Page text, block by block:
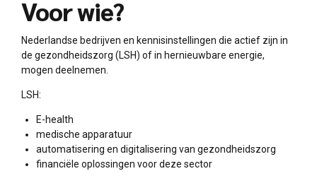
Voor wie?
Nederlandse bedrijven en kennisinstellingen die actief zijn in
de gezondheidszorg (LSH) of in hernieuwbare energie,
mogen deelnemen.
LSH:
E-health
medische apparatuur
automatisering en digitalisering van gezondheidszorg
financiële oplossingen voor deze sector